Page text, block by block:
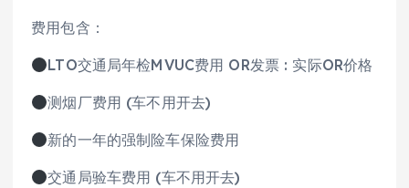
费用包含：
LTO交通局年检MVUC费用 OR发票 : 实际OR价格
测烟厂费用 (车不用开去)
新的一年的强制险车保险费用
交通局验车费用 (车不用开去)